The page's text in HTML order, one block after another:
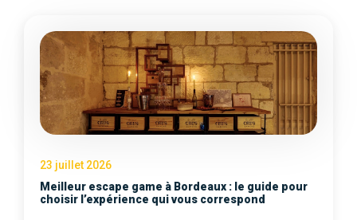
23 juillet 2026
Meilleur escape game à Bordeaux : le guide pour
choisir l’expérience qui vous correspond